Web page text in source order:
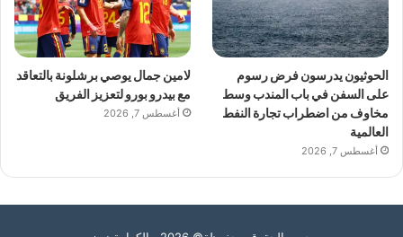
الحوثيون يدرسون فرض رسوم
على السفن في باب المندب وسط
مخاوف من اضطراب تجارة النفط
العالمية
أغسطس 7, 2026
لامين جمال يوصي برشلونة بالتعاقد
مع بيدرو بورو لتعزيز الفريق
أغسطس 7, 2026